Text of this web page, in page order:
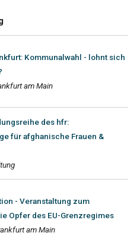
Kommunalwahl - lohnt sich
am Main
des hfr:
für afghanische Frauen &
- Veranstaltung zum
Opfer des EU-Grenzregimes
am Main